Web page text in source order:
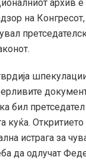
архив е
на
бил претседател
куќа.
истрага за
да одлучат